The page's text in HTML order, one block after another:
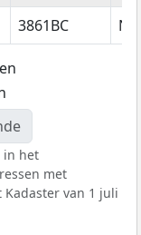
3861BC
in het
met
Kadaster van 1 juli